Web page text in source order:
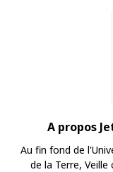
A propos
Au fin fond de
de la Terre,